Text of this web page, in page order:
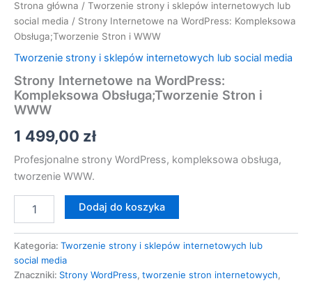
Strona główna / Tworzenie strony i sklepów internetowych lub
social media / Strony Internetowe na WordPress: Kompleksowa
Obsługa;Tworzenie Stron i WWW
Tworzenie strony i sklepów internetowych lub social media
Strony Internetowe na WordPress:
Kompleksowa Obsługa;Tworzenie Stron i
WWW
1 499,00 zł
Profesjonalne strony WordPress, kompleksowa obsługa,
tworzenie WWW.
Dodaj do koszyka
Kategoria: Tworzenie strony i sklepów internetowych lub
social media
Znaczniki: Strony WordPress, tworzenie stron internetowych,